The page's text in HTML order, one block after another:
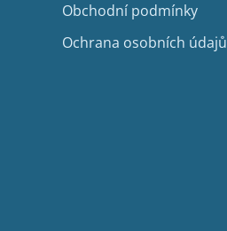
Obchodní podmínky
Ochrana osobních údajů